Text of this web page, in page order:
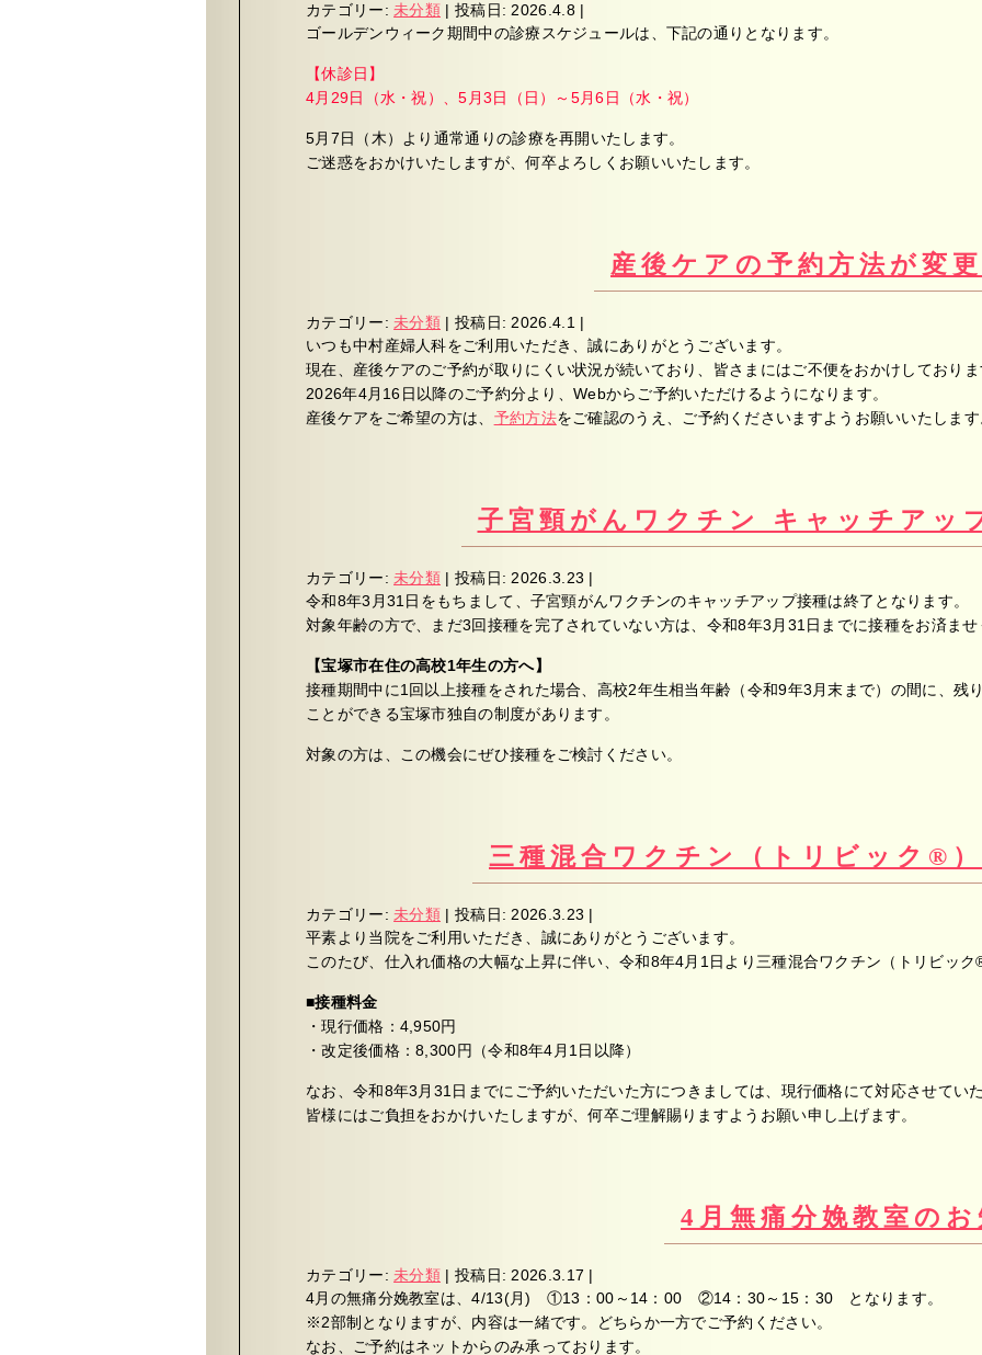
カテゴリー:未分類 | 投稿日: 2026.4.8|
ゴールデンウィーク期間中の診療スケジュールは、下記の通りとなります。
【休診日】
4月29日（水・祝）、5月3日（日）～5月6日（水・祝）
5月7日（木）より通常通りの診療を再開いたします。
ご迷惑をおかけいたしますが、何卒よろしくお願いいたします。
産後ケアの予約方法が変
カテゴリー:未分類 | 投稿日: 2026.4.1 |
いつも中村産婦人科をご利用いただき、誠にありがとうございます。
現在、産後ケアのご予約が取りにくい状況が続いており、皆さまにはご不便をおかけしており
2026年4月16日以降のご予約分より、Webからご予約いただけるようになります。
産後ケアをご希望の方は、 予約方法をご確認のうえ、ご予約くださいますようお願いいたしま
子宮頸がんワクチン キャッチアッ
カテゴリー:未分類 | 投稿日: 2026.3.23 |
令和8年3月31日をもちまして、子宮頸がんワクチンのキャッチアップ接種は終了となります。
対象年齢の方で、まだ3回接種を完了されていない方は、令和8年3月31日までに接種をお済ま
【宝塚市在住の高校1年生の方へ】
接種期間中に1回以上接種をされた場合、高校2年生相当年齢（令和9年3月末まで）の間に、
ことができる宝塚市独自の制度があります。
対象の方は、この機会にぜひ接種をご検討ください。
三種混合ワクチン（トリビック®
カテゴリー:未分類 | 投稿日: 2026.3.23 |
平素より当院をご利用いただき、誠にありがとうございます。
このたび、仕入れ価格の大幅な上昇に伴い、令和8年4月1日より三種混合ワクチン（トリビッ
■接種料金
・現行価格：4,950円
・改定後価格：8,300円（令和8年4月1日以降）
なお、令和8年3月31日までにご予約いただいた方につきましては、現行価格にて対応させてい
皆様にはご負担をおかけいたしますが、何卒ご理解賜りますようお願い申し上げます。
4月無痛分娩教室の
カテゴリー:未分類 | 投稿日: 2026.3.17 |
4月の無痛分娩教室は、4/13(月) ①13：00～14：00 ②14：30～15：30 となります。
※2部制となりますが、内容は一緒です。どちらか一方でご予約ください。
なお、ご予約はネットからのみ承っております。